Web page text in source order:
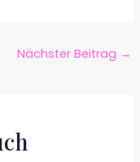
Nächster Beitrag →